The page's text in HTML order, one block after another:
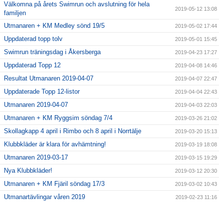
Välkomna på årets Swimrun och avslutning för hela
familjen
2019-05-12 13:08
Utmanaren + KM Medley sönd 19/5 2019-05-02 17:44
Uppdaterad topp tolv 2019-05-01 15:45
Swimrun träningsdag i Åkersberga 2019-04-23 17:27
Uppdaterad Topp 12 2019-04-08 14:46
Resultat Utmanaren 2019-04-07 2019-04-07 22:47
Uppdaterade Topp 12-listor 2019-04-04 22:43
Utmanaren 2019-04-07 2019-04-03 22:03
Utmanaren + KM Ryggsim söndag 7/4 2019-03-26 21:02
Skollagkapp 4 april i Rimbo och 8 april i Norrtälje 2019-03-20 15:13
Klubbkläder är klara för avhämtning! 2019-03-19 18:08
Utmanaren 2019-03-17 2019-03-15 19:29
Nya Klubbkläder! 2019-03-12 20:30
Utmanaren + KM Fjäril söndag 17/3 2019-03-02 10:43
Utmanartävlingar våren 2019 2019-02-23 11:16